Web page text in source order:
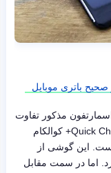
مذکور تفاوت
هایی وجود دارد. گوشی Mi 9 از قابلیت Quick Charge 4+ کوالکام
شارژر فابریک آن 27 واتی است. این گوشی از
اما در سمت مقابل